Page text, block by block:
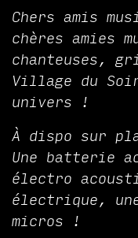
Chers amis
chères amies
chanteuses,
Village du
univers !
À dispo sur
Une batterie
électro
électrique,
micros !